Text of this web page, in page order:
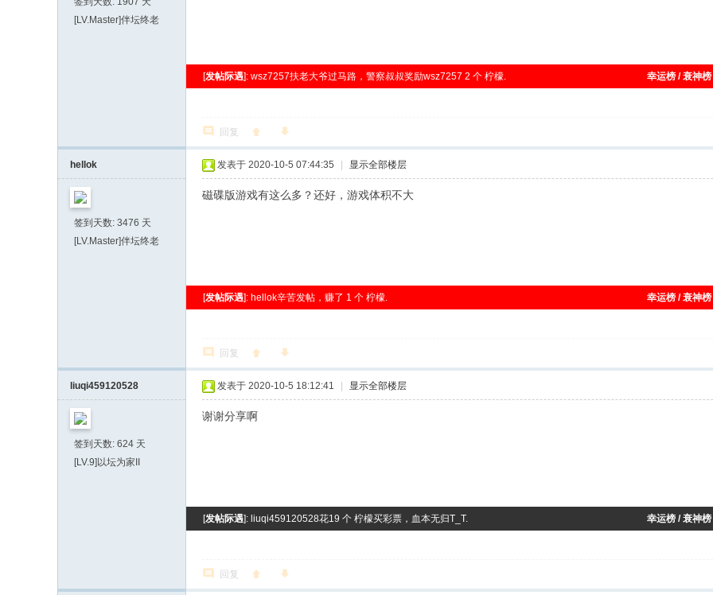
[LV.Master]伴坛终老
[发帖际遇]: wsz7257扶老大爷过马路，警察叔叔奖励wsz7257 2 个 柠檬. 幸运榜 / 衰神榜
回复
hellok
签到天数: 3476 天
[LV.Master]伴坛终老
发表于 2020-10-5 07:44:35 显示全部楼层
磁碟版游戏有这么多？还好，游戏体积不大
[发帖际遇]: hellok辛苦发帖，赚了 1 个 柠檬. 幸运榜 / 衰神榜
回复
liuqi459120528
签到天数: 624 天
[LV.9]以坛为家II
发表于 2020-10-5 18:12:41 显示全部楼层
谢谢分享啊
[发帖际遇]: liuqi459120528花19 个 柠檬买彩票，血本无归T_T. 幸运榜 / 衰神榜
回复